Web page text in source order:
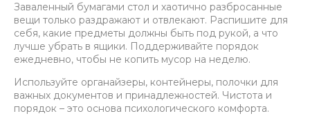
Заваленный бумагами стол и хаотично разбросанные
вещи только раздражают и отвлекают. Распишите для
себя, какие предметы должны быть под рукой, а что
лучше убрать в ящики. Поддерживайте порядок
ежедневно, чтобы не копить мусор на неделю.
Используйте органайзеры, контейнеры, полочки для
важных документов и принадлежностей. Чистота и
порядок – это основа психологического комфорта.